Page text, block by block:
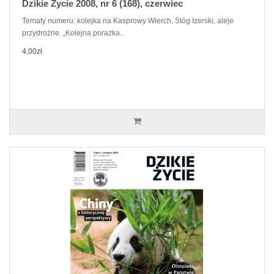
Dzikie Życie 2008, nr 6 (168), czerwiec
Tematy numeru: kolejka na Kasprowy Wierch, Stóg Izerski, aleje
przydrożne. „Kolejna porażka..
4,00zł